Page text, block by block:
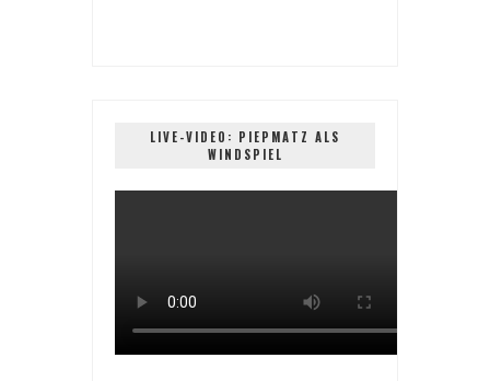
LIVE-VIDEO: PIEPMATZ ALS
WINDSPIEL